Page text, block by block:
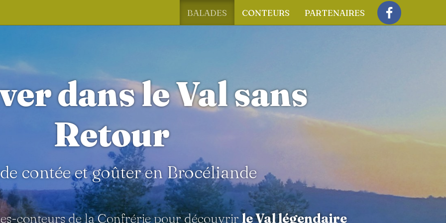
BALADES CONTEURS
PARTENAIRES
dans le Val sans
Retour
contée et goûter en Brocéliande
conteurs de la Confrérie pour découvrirle Val légendaire